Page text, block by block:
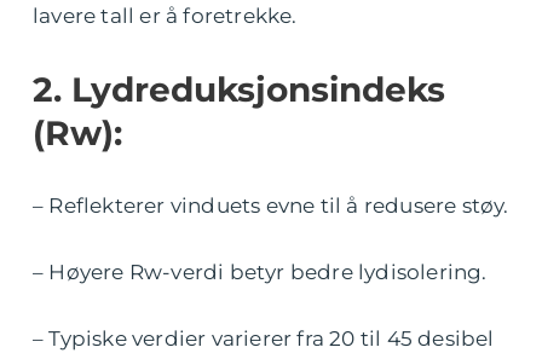
lavere tall er å foretrekke.
2. Lydreduksjonsindeks
(Rw):
– Reflekterer vinduets evne til å redusere støy.
– Høyere Rw-verdi betyr bedre lydisolering.
– Typiske verdier varierer fra 20 til 45 desibel